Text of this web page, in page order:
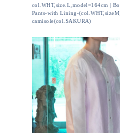
col.WHT,size.L,model=164cm |
Pants-with Lining-
camisole(col.SAKURA)